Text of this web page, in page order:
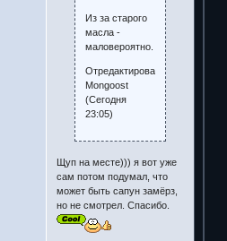
Из за старого
масла -
маловероятно.
Отредактировано
Mongoost
(Сегодня
23:05)
Щуп на месте))) я вот уже
сам потом подумал, что
может быть сапун замёрз,
но не смотрел. Спасибо.